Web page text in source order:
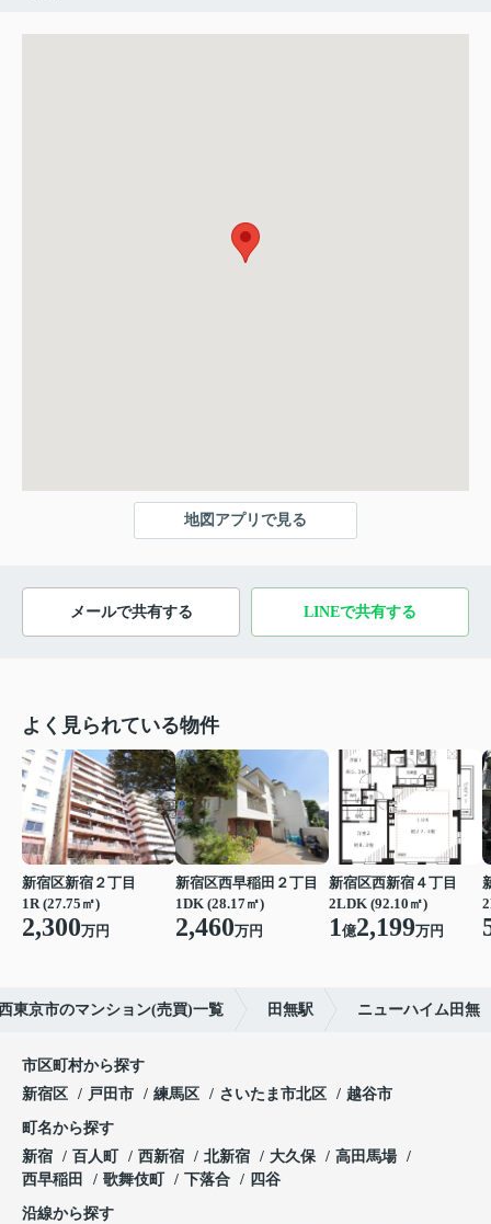
地図アプリで見る
メールで共有する LINEで共有する
よく見られている物件
新宿区新宿２丁目
1R (27.75㎡)
2,300万円
新宿区西早稲田２丁目
1DK (28.17㎡)
2,460万円
新宿区西新宿４丁目
2LDK (92.10㎡)
1億2,199万円
東京市のマンション(売買)一覧 田無駅 ニューハイム田無
市区町村から探す
新宿区
戸田市 練馬区 さいたま市北区 越谷市
町名から探す
新宿
百人町 西新宿 北新宿 大久保
高田馬場
西早稲田
歌舞伎町 下落合 四谷
沿線から探す